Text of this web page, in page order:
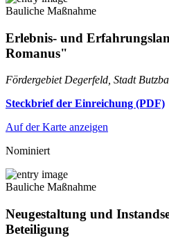
Bauliche Maßnahme
Erlebnis- und
Romanus"
Fördergebiet Degerfeld, Stadt
Steckbrief der Einreichung (PDF)
Auf der Karte anzeigen
Nominiert
Bauliche Maßnahme
Neugestaltung und
Beteiligung